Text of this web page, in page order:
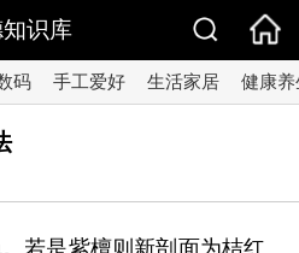
识库
码 手工爱好 生活家居 健康养
若是紫檀则新剖面为桔红